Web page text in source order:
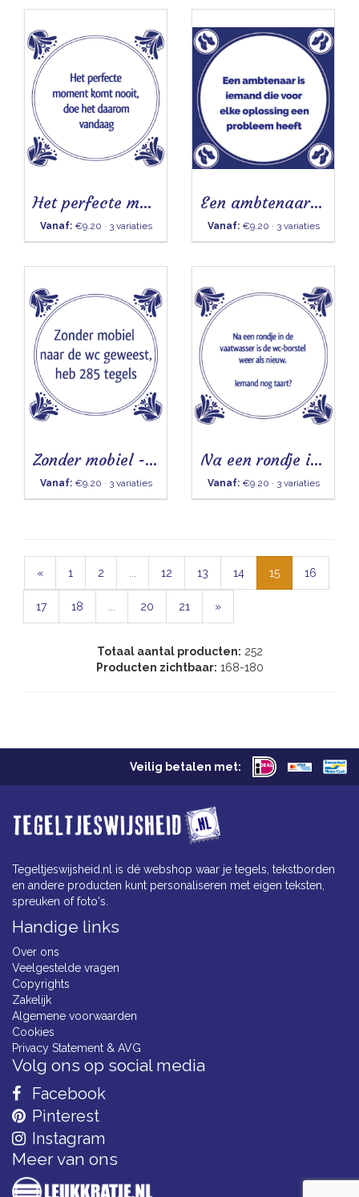
Het perfecte moment komt nooit - Tegeltje
Vanaf:€9.20 · 3 variaties
Een ambtenaar is iemand - Tegeltje
Vanaf:€9.20 · 3 variaties
Zonder mobiel - Tegeltje
Vanaf:€9.20 · 3 variaties
Na een rondje in de vaatwasser - Tegeltje
Vanaf:€9.20 · 3 variaties
« 1 2 12 13 14 15 16
17 18 20 21 »
Totaal aantal producten: 252
Producten zichtbaar: 168-180
Veilig betalen met:
Tegeltjeswijsheid.nl is dé webshop waar je tegels, tekstborden
en andere producten kunt personaliseren met eigen teksten,
spreuken of foto's.
Handige links
Over ons
Veelgestelde vragen
Copyrights
Zakelijk
Algemene voorwaarden
Cookies
Privacy Statement & AVG
Volg ons op social media
Facebook
Pinterest
Instagram
Meer van ons